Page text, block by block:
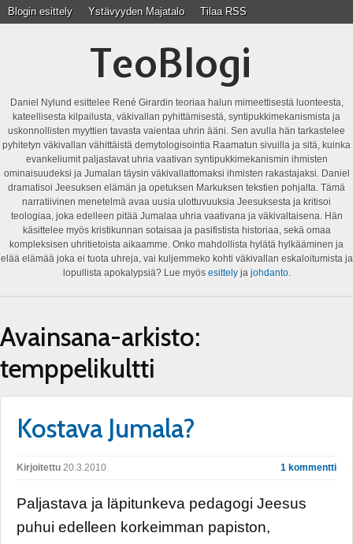
Blogin esittely Ystävyyden Majatalo Tilaa RSS
TeoBlogi
Daniel Nylund esittelee René Girardin teoriaa halun mimeettisestä luonteesta,
kateellisesta kilpailusta, väkivallan pyhittämisestä, syntipukkimekanismista ja
uskonnollisten myyttien tavasta vaientaa uhrin ääni. Sen avulla hän tarkastelee
pyhitetyn väkivallan vähittäistä demytologisointia Raamatun sivuilla ja sitä, kuinka
evankeliumit paljastavat uhria vaativan syntipukkimekanismin ihmisten
ominaisuudeksi ja Jumalan täysin väkivallattomaksi ihmisten rakastajaksi. Daniel
dramatisoi Jeesuksen elämän ja opetuksen Markuksen tekstien pohjalta. Tämä
narratiivinen menetelmä avaa uusia ulottuvuuksia Jeesuksesta ja kritisoi
teologiaa, joka edelleen pitää Jumalaa uhria vaativana ja väkivaltaisena. Hän
käsittelee myös kristikunnan sotaisaa ja pasifistista historiaa, sekä omaa
kompleksisen uhritietoista aikaamme. Onko mahdollista hylätä hylkääminen ja
elää elämää joka ei tuota uhreja, vai kuljemmeko kohti väkivallan eskaloitumista ja
lopullista apokalypsiä? Lue myös esittelyja johdanto.
Avainsana-arkisto:
temppelikultti
Kostava Jumala?
Kirjoitettu 20.3.2010 1 kommentti
Paljastava ja läpitunkeva pedagogi Jeesus
puhui edelleen korkeimman papiston,